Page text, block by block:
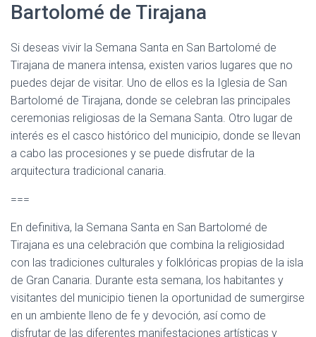
Bartolomé de Tirajana
Si deseas vivir la Semana Santa en San Bartolomé de
Tirajana de manera intensa, existen varios lugares que no
puedes dejar de visitar. Uno de ellos es la Iglesia de San
Bartolomé de Tirajana, donde se celebran las principales
ceremonias religiosas de la Semana Santa. Otro lugar de
interés es el casco histórico del municipio, donde se llevan
a cabo las procesiones y se puede disfrutar de la
arquitectura tradicional canaria.
===
En definitiva, la Semana Santa en San Bartolomé de
Tirajana es una celebración que combina la religiosidad
con las tradiciones culturales y folklóricas propias de la isla
de Gran Canaria. Durante esta semana, los habitantes y
visitantes del municipio tienen la oportunidad de sumergirse
en un ambiente lleno de fe y devoción, así como de
disfrutar de las diferentes manifestaciones artísticas y